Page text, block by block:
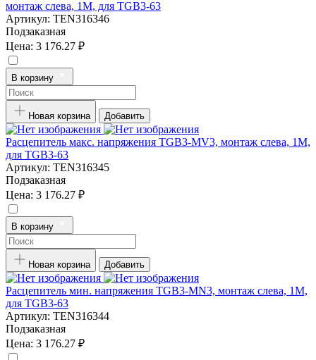
монтаж слева, 1M, для TGB3-63
Артикул: TEN316346
Подзаказная
Цена: 3 176.27 ₽
В корзину
Новая корзина Добавить
Расцепитель макс. напряжения TGB3-MV3, монтаж слева, 1M,
для TGB3-63
Артикул: TEN316345
Подзаказная
Цена: 3 176.27 ₽
В корзину
Новая корзина Добавить
Расцепитель мин. напряжения TGB3-MN3, монтаж слева, 1M,
для TGB3-63
Артикул: TEN316344
Подзаказная
Цена: 3 176.27 ₽